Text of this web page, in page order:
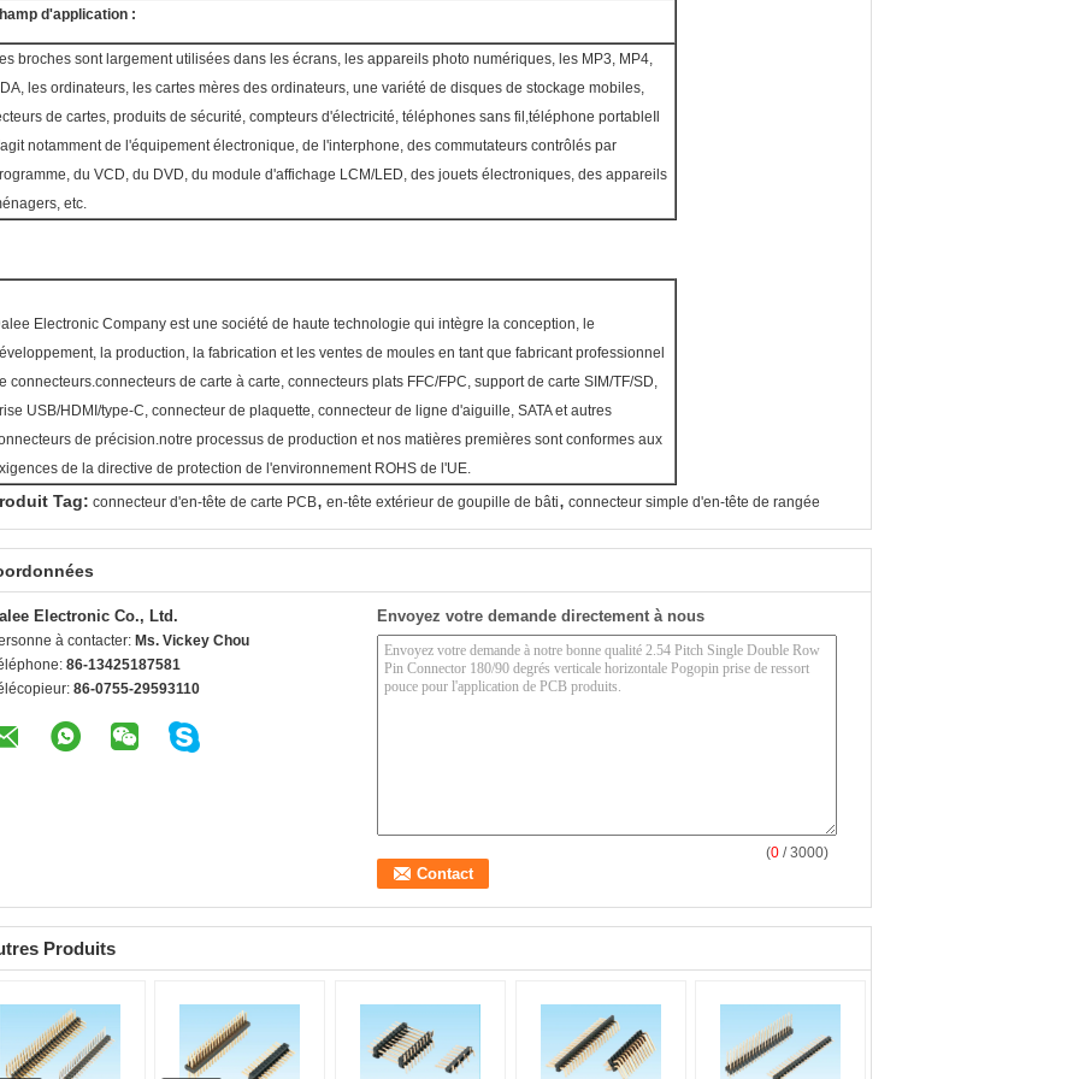
d'application :
broches sont largement utilisées dans les écrans, les appareils photo numériques, les MP3, MP4,
les ordinateurs, les cartes mères des ordinateurs, une variété de disques de stockage mobiles,
de cartes, produits de sécurité, compteurs d'électricité, téléphones sans fil,téléphone portableIl
notamment de l'équipement électronique, de l'interphone, des commutateurs contrôlés par
du VCD, du DVD, du module d'affichage LCM/LED, des jouets électroniques, des appareils
etc.
Electronic Company est une société de haute technologie qui intègre la conception, le
la production, la fabrication et les ventes de moules en tant que fabricant professionnel
connecteurs.connecteurs de carte à carte, connecteurs plats FFC/FPC, support de carte SIM/TF/SD,
USB/HDMI/type-C, connecteur de plaquette, connecteur de ligne d'aiguille, SATA et autres
de précision.notre processus de production et nos matières premières sont conformes aux
de la directive de protection de l'environnement ROHS de l'UE.
Tag: connecteur d'en-tête de carte PCB, en-tête extérieur de goupille de bâti, connecteur simple d'en-tête de rangée
Electronic Co., Ltd.
à contacter: Ms. Vickey Chou
86-13425187581
86-0755-29593110
Envoyez votre demande directement à nous
(0 / 3000)
Produits